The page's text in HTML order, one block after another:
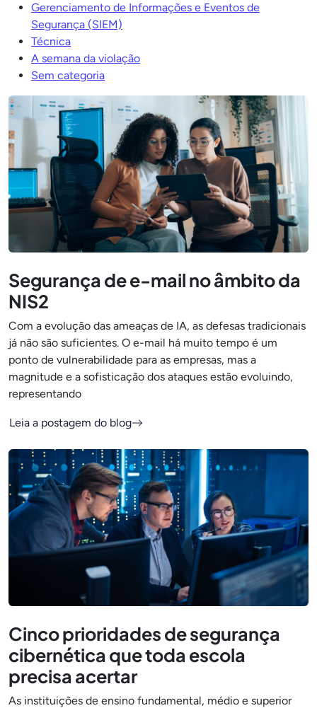
Gerenciamento de Informações e Eventos de
Segurança (SIEM)
Técnica
A semana da violação
Sem categoria
Segurança de e-mail no âmbito da
NIS2
Com a evolução das ameaças de IA, as defesas tradicionais
já não são suficientes. O e-mail há muito tempo é um
ponto de vulnerabilidade para as empresas, mas a
magnitude e a sofisticação dos ataques estão evoluindo,
representando
Leia a postagem do blog
Cinco prioridades de segurança
cibernética que toda escola
precisa acertar
As instituições de ensino fundamental, médio e superior